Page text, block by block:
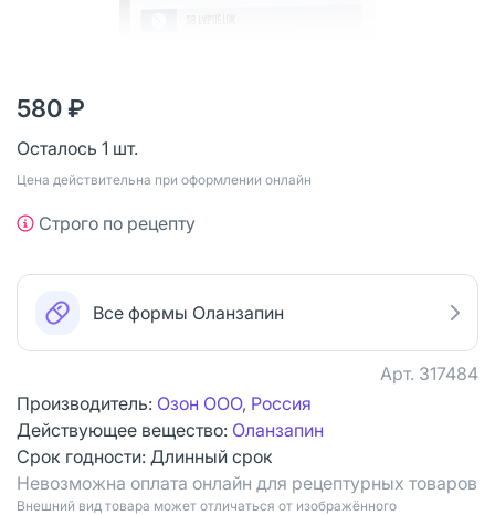
580 ₽
Осталось 1 шт.
Цена действительна при оформлении онлайн
Строго по рецепту
Все формы Оланзапин
Арт. 317484
Производитель: Озон ООО, Россия
Действующее вещество: Оланзапин
Срок годности: Длинный срок
Невозможна оплата онлайн для рецептурных товаров
Bнешний вид товара может отличаться от изображённого